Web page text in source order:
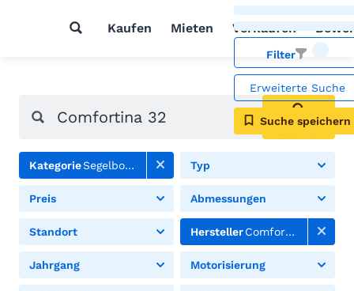
Kaufen Mieten Verkaufen
Filter
Erweiterte Suche
Suche speichern
Suchen
KategorieSegelboote Typ
Preis Abmessungen
Standort HerstellerComfortina
Jahrgang Motorisierung